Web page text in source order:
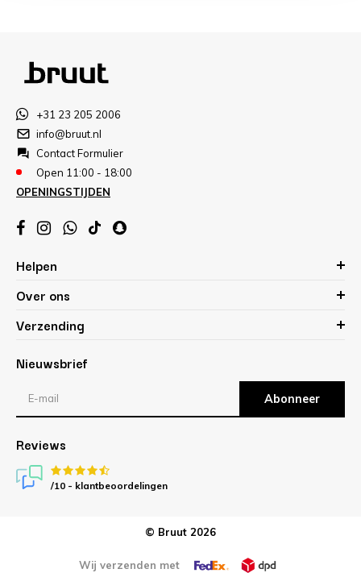
+31 23 205 2006
info@bruut.nl
Contact Formulier
Open 11:00 - 18:00
OPENINGSTIJDEN
Helpen
Over ons
Verzending
Nieuwsbrief
Abonneer
Reviews
/10 - klantbeoordelingen
© Bruut 2026
Wij verzenden met